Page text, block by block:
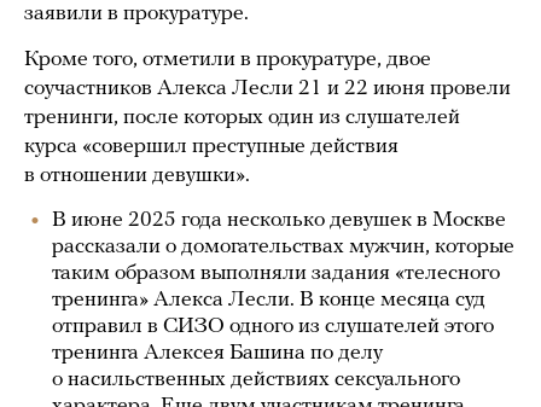
заявили в прокуратуре.
Кроме того, отметили в прокуратуре, двое
соучастников Алекса Лесли 21 и 22 июня провели
тренинги, после которых один из слушателей
курса «совершил преступные действия
в отношении девушки».
В июне 2025 года несколько девушек в Москве
рассказали о домогательствах мужчин, которые
таким образом выполняли задания «телесного
тренинга» Алекса Лесли. В конце месяца суд
отправил в СИЗО одного из слушателей этого
тренинга Алексея Башина по делу
о насильственных действиях сексуального